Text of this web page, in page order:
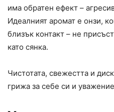
има обратен ефект –
Идеалният аромат е онзи,
близък контакт – не
като сянка.
Чистотата, свежестта и
грижа за себе си и